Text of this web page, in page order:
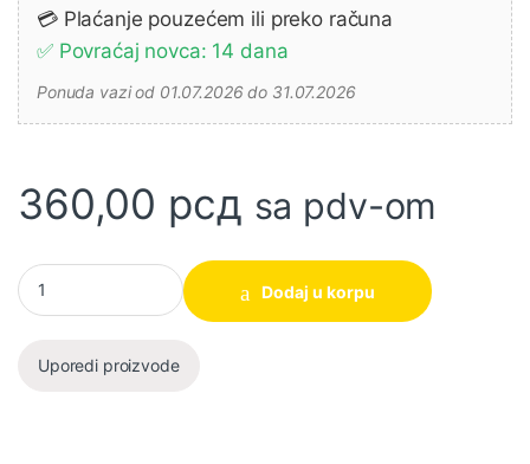
💳 Plaćanje pouzećem ili preko računa
✅ Povraćaj novca: 14 dana
Ponuda vazi od 01.07.2026 do 31.07.2026
360,00 рсд sa pdv-om
Ingco okasto viljuškasti ključ zglobni 10mm HCSPAR101 količina
Dodaj u korpu
Uporedi proizvode